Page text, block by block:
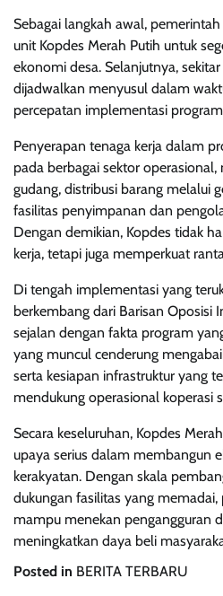
Sebagai langkah awal,
unit Kopdes Merah Putih untuk
ekonomi desa. Selanjutnya,
dijadwalkan menyusul dalam
percepatan implementasi
Penyerapan tenaga kerja dalam
pada berbagai sektor
gudang, distribusi barang melalui
fasilitas penyimpanan dan
Dengan demikian, Kopdes tidak
kerja, tetapi juga memperkuat
Di tengah implementasi yang
berkembang dari Barisan Oposisi
sejalan dengan fakta program
yang muncul cenderung
serta kesiapan infrastruktur yang
mendukung operasional koperasi
Secara keseluruhan, Kopdes
upaya serius dalam membangun
kerakyatan. Dengan skala
dukungan fasilitas yang
mampu menekan pengangguran
meningkatkan daya beli
Posted in BERITA TERBARU